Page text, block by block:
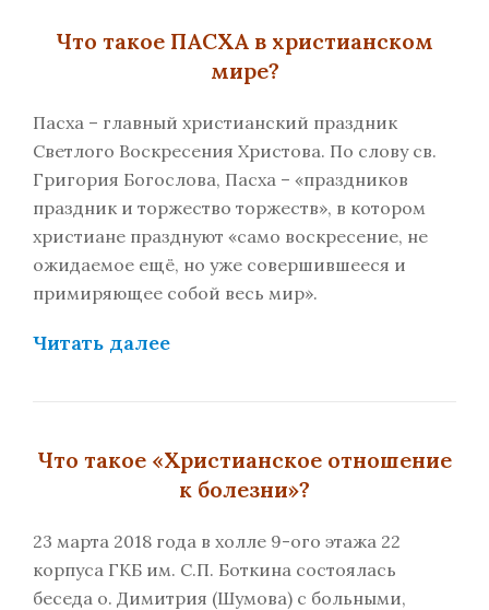
Что такое ПАСХА в христианском
мире?
Пасха – главный христианский праздник
Светлого Воскресения Христова. По слову св.
Григория Богослова, Пасха – «праздников
праздник и торжество торжеств», в котором
христиане празднуют «само воскресение, не
ожидаемое ещё, но уже совершившееся и
примиряющее собой весь мир».
Читать далее
Что такое «Христианское отношение
к болезни»?
23 марта 2018 года в холле 9-ого этажа 22
корпуса ГКБ им. С.П. Боткина состоялась
беседа о. Димитрия (Шумова) с больными,